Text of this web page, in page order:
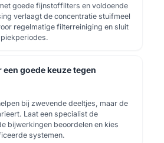
goede fijnstoffilters en voldoende
verlaagt de concentratie stuifmeel
regelmatige filterreiniging en sluit
een goede keuze tegen
bij zwevende deeltjes, maar de
Laat een specialist de
bijwerkingen beoordelen en kies
systemen.